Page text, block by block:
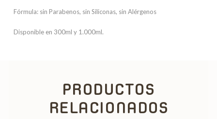
Fórmula: sin Parabenos, sin Siliconas, sin Alérgenos
Disponible en 300ml y 1.000ml.
PRODUCTOS
RELACIONADOS